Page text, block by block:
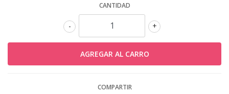
CANTIDAD
+
-
COMPARTIR